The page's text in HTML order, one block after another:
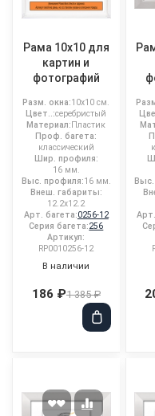
Рама 10x10 для
картин и
фотографий
Разм. окна:10x10 см.
Цвет..:серебристый
Материал:Пластик
Проф. багета:
классический
Шир. профиля:
16 мм.
Выс. профиля:16 мм.
Внеш. габариты:
12.2x12.2
Арт. багета:0256-12
Серия багета:256
Артикул:
RP0010256-12
В наличии
186 ₽1 385 ₽